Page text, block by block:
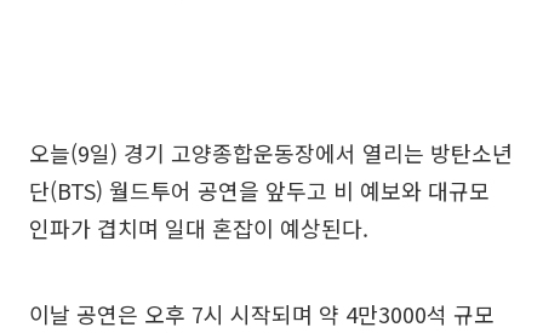
오늘(9일) 경기 고양종합운동장에서 열리는 방탄소년
단(BTS) 월드투어 공연을 앞두고 비 예보와 대규모
인파가 겹치며 일대 혼잡이 예상된다.
이날 공연은 오후 7시 시작되며 약 4만3000석 규모